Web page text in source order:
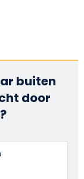
buiten
door